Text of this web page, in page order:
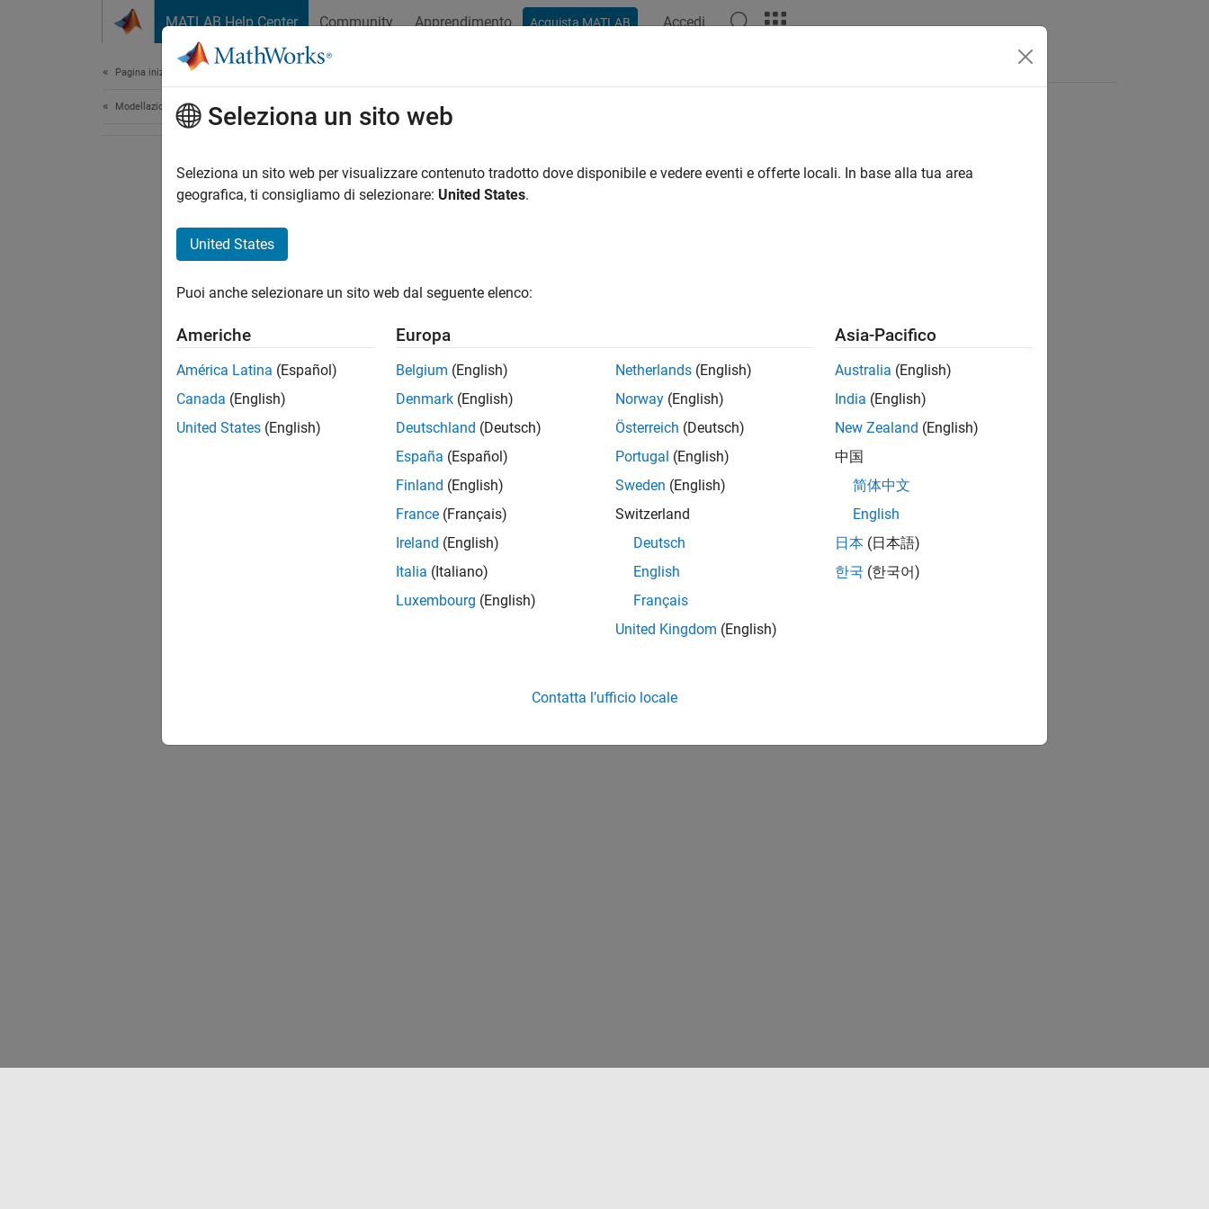
MATLAB Help Center Community Apprendimento Acquista MATLAB Accedi
Pagina iniziale della documentazione
Modellazione fisica Seleziona un sito web
Seleziona un sito web per visualizzare contenuto tradotto dove disponibile e vedere eventi e offerte locali. In base alla tua area
geografica, ti consigliamo di selezionare: United States.
United States
Puoi anche selezionare un sito web dal seguente elenco:
Americhe
América Latina (Español)
Canada (English)
United States (English)
Europa
Belgium (English)
Denmark (English)
Deutschland (Deutsch)
España (Español)
Finland (English)
France (Français)
Ireland (English)
Italia (Italiano)
Luxembourg (English)
Netherlands (English)
Norway (English)
Österreich (Deutsch)
Portugal (English)
Sweden (English)
Switzerland
Deutsch
English
Français
United Kingdom (English)
Asia-Pacifico
Australia (English)
India (English)
New Zealand (English)
中国
简体中文
English
日本 (日本語)
한국 (한국어)
Contatta l’ufficio locale